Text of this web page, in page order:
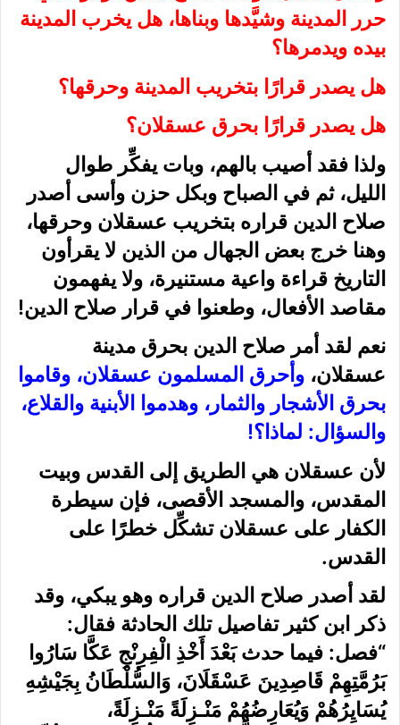
حرر المدينة وشيَّدها وبناها، هل يخرب المدينة
بيده ويدمرها؟
هل يصدر قرارًا بتخريب المدينة وحرقها؟
هل يصدر قرارًا بحرق عسقلان؟
ولذا فقد أصيب بالهم، وبات يفكِّر طوال
الليل، ثم في الصباح وبكل حزن وأسى أصدر
صلاح الدين قراره بتخريب عسقلان وحرقها،
وهنا خرج بعض الجهال من الذين لا يقرأون
التاريخ قراءة واعية مستنيرة، ولا يفهمون
مقاصد الأفعال، وطعنوا في قرار صلاح الدين!
نعم لقد أمر صلاح الدين بحرق مدينة
عسقلان، وأحرق المسلمون عسقلان، وقاموا
بحرق الأشجار والثمار، وهدموا الأبنية والقلاع،
والسؤال: لماذا؟!
لأن عسقلان هي الطريق إلى القدس وبيت
المقدس، والمسجد الأقصى، فإن سيطرة
الكفار على عسقلان تشكِّل خطرًا على
القدس.
لقد أصدر صلاح الدين قراره وهو يبكي، وقد
ذكر ابن كثير تفاصيل تلك الحادثة فقال:
“فصل: فيما حدث بَعْدَ أَخْذِ الْفِرِنْجِ عَكَّا سَارُوا
بَرُمَّتِهِمْ قَاصِدِينَ عَسْقَلَانَ، وَالسُّلْطَانُ بِجَيْشِهِ
يُسَايِرُهُمْ وَيُعَارِضُهُمْ مَنْـزِلَةً مَنْـزِلَةً،